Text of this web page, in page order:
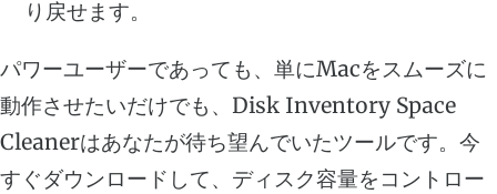
り戻せます。
パワーユーザーであっても、単にMacをスムーズに
動作させたいだけでも、Disk Inventory Space
Cleanerはあなたが待ち望んでいたツールです。今
すぐダウンロードして、ディスク容量をコントロー